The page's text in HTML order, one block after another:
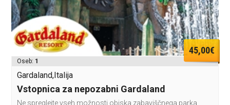
45,00€
Oseb: 1
Gardaland,Italija
Vstopnica za nepozabni Gardaland
Ne spreglejte vseh možnosti obiska zabaviščnega parka